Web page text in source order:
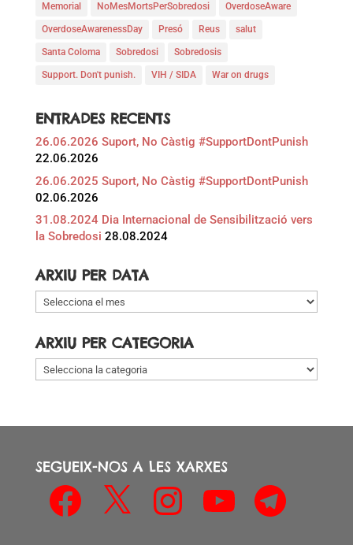
Memorial NoMesMortsPerSobredosi OverdoseAware
OverdoseAwarenessDay Presó Reus salut
Santa Coloma Sobredosi Sobredosis
Support. Don't punish. VIH / SIDA War on drugs
ENTRADES RECENTS
26.06.2026 Suport, No Càstig #SupportDontPunish
22.06.2026
26.06.2025 Suport, No Càstig #SupportDontPunish
02.06.2026
31.08.2024 Dia Internacional de Sensibilització vers
la Sobredosi 28.08.2024
ARXIU PER DATA
Arxiu
per
ARXIU PER CATEGORIA
Arxiu
per
SEGUEIX-NOS A LES XARXES
Facebook Instagram Telegram